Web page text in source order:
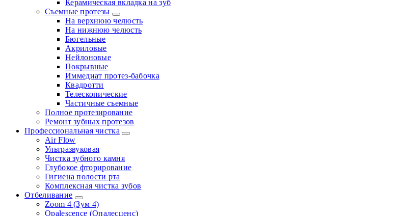
Керамическая вкладка на зуб
Съемные протезы
На верхнюю челюсть
На нижнюю челюсть
Бюгельные
Акриловые
Нейлоновые
Покрывные
Иммедиат протез-бабочка
Квадротти
Телескопические
Частичные съемные
Полное протезирование
Ремонт зубных протезов
Профессиональная чистка
Air Flow
Ультразвуковая
Чистка зубного камня
Глубокое фторирование
Гигиена полости рта
Комплексная чистка зубов
Отбеливание
Zoom 4 (Зум 4)
Opalescence (Опалесценс)